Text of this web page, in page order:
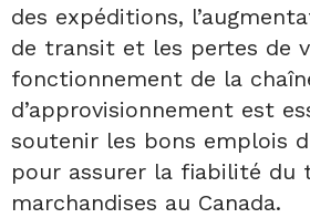
des expéditions,
de transit et les pertes de
fonctionnement de la
d’approvisionnement est
soutenir les bons emplois
pour assurer la fiabilité du
marchandises au Canada.